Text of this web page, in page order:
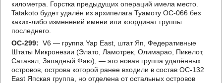
километра. Горстка предыдущих операций имела место.
Tatakoto будет удалён из архипелага Туамоту OC-066 без
каких-либо изменений имени или координат группы
последнего.
OC-299: V6 — группа Yap East, штат Яп, Федеративные
Штаты Микронезии (Элато, Ламотрек, Олимарао, Пикелот,
Сатавал, Западный Фаю), — это новая группа удалённых
островов, острова которой ранее входили в состав OC-132
East Япская группа, но отделена от остальных островов